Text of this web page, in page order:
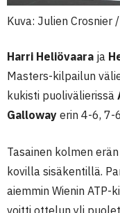
Kuva: Julien Crosnier
Harri Heliövaara ja
Masters-kilpailun
kukisti puolivälierissä
Galloway erin 4-6, 7-
Tasainen kolmen
kovilla sisäkentillä.
aiemmin Wienin